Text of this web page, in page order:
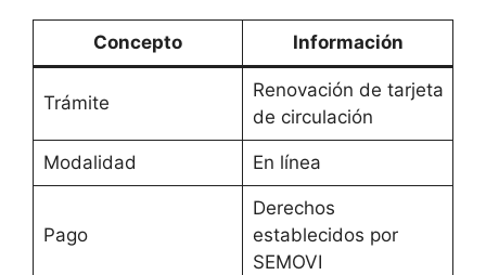
Concepto Información
Trámite
Renovación de tarjeta
de circulación
Modalidad En línea
Pago
Derechos
establecidos por
SEMOVI